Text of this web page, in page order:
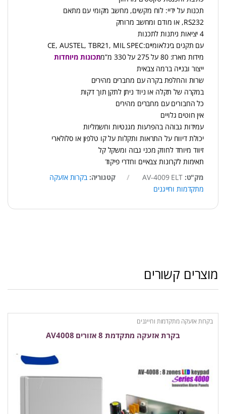
תכנות על ידיי: לוח מקשים, מחשב מקומי עם מתאם
RS232, או מודם ומחשב מרוחק
4 יציאות ניתנות לתכנות
עם תקנים בינלאומיים:CE, AUSTEL, TBR21, MIL SPEC
מידות מארז: 80 על 275 על 330 מ”מ
תכונות מיוחדות
ייצור ובנייה ברמה צבאית
שרות והחלפת בקרה עם מחברים מהירים
במקרה של תקלה או ניוד ניתן לתקן תוך דקות
כל החבורים עם מחברים מהירים
אין חוטים גלויים
עמידות גבוהה בהפרעות מגנטיות וחשמליות
יכולת דיווח על התראות ותקלות על קו טלפון או סלולארי
זיווד מיוחד לחוזק מכני גבוה ומשקל קל
תאימות לקרונות צבאיים וחדרי פיקוד
מק"ט:AV-4009 ELT קטגוריה: בקרות אזעקה
מתקדמות וחייגנים
מוצרים קשורים
בקרות אזעקה מתקדמות וחייגנים
בקרת אזעקה מתקדמת 8 אזורים AV4008